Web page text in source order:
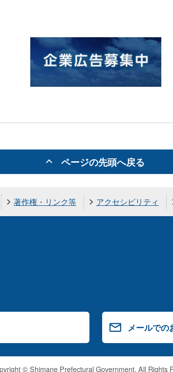
ページの先頭へ戻る
著作権・リンク等 アクセシビリティ
メールでの
© Shimane Prefectural Government. All Rights